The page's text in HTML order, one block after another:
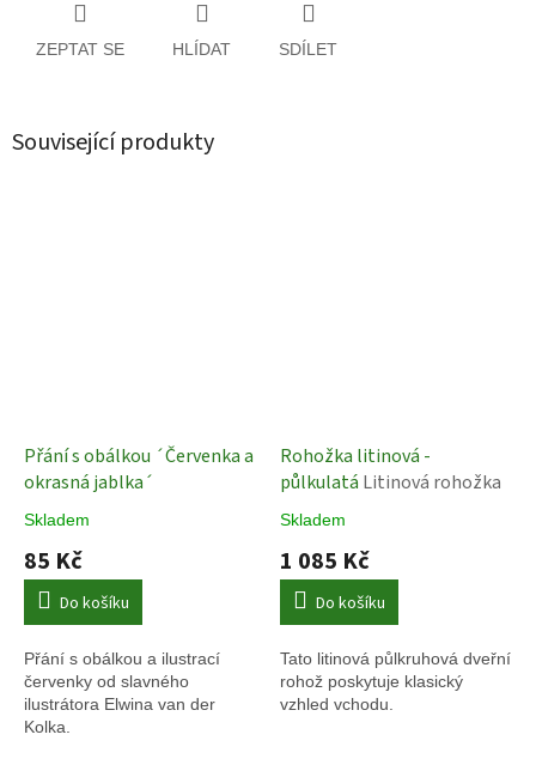
ZEPTAT SE HLÍDAT SDÍLET
Související produkty
Přání s obálkou ´Červenka a
okrasná jablka´
Skladem
85 Kč
Do košíku
Přání s obálkou a ilustrací
červenky od slavného
ilustrátora Elwina van der
Kolka.
Rohožka litinová -
půlkulatá Litinová rohožka
Skladem
1 085 Kč
Do košíku
Tato litinová půlkruhová dveřní
rohož poskytuje klasický
vzhled vchodu.